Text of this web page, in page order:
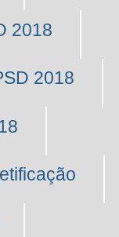
2018
2018